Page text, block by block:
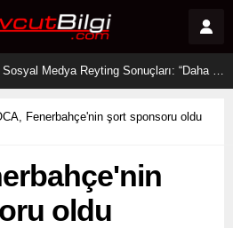
2 Ağustos 2026 Sosyal Medya Reyting Sonuçları: “Daha 17” Ekranlara Ambargo Koydu!
Fenerbahçe'nin şort sponsoru oldu
oldu